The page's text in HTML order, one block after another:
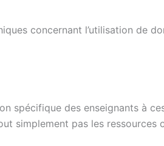
concernant l’utilisation de
spécifique des enseignants à
simplement pas les